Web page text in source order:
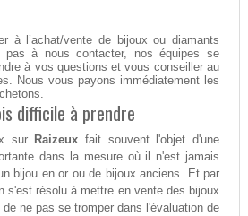
à l’achat/vente de bijoux ou diamants
pas à nous contacter, nos équipes se
à vos questions et vous conseiller au
Nous vous payons immédiatement les
difficile à prendre
sur Raizeux fait souvent l'objet d'une
dans la mesure où il n'est jamais
bijou en or ou de bijoux anciens. Et par
s'est résolu à mettre en vente des bijoux
ne pas se tromper dans l'évaluation de